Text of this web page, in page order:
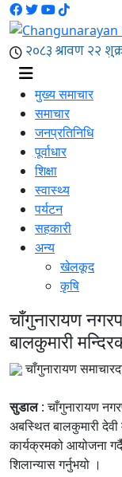
मुख्य समाचार
समाचार
जनप्रतिनिधि
पूर्वाधार
शिक्षा
स्वास्थ्य
पर्यटन
सहकारी
अन्य
खेलकूद
कृषि
चाँगुनारायण
बालकुमारी
चाँगुनारायण
सुडाल: चाँगुनारायण
अबस्थित बालकुमारी
कार्यक्रमको आयोजना
शिलान्यास गर्नुभयो ।